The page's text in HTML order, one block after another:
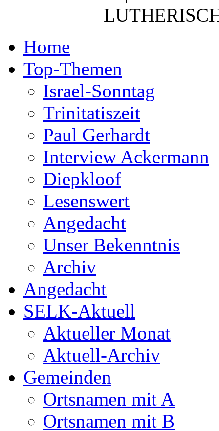
Home
Top-Themen
Israel-Sonntag
Trinitatiszeit
Paul Gerhardt
Interview Ackermann
Diepkloof
Lesenswert
Angedacht
Unser Bekenntnis
Archiv
Angedacht
SELK-Aktuell
Aktueller Monat
Aktuell-Archiv
Gemeinden
Ortsnamen mit A
Ortsnamen mit B